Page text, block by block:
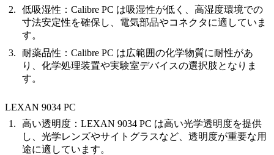
低吸湿性 ：Calibre PC は吸湿性が低く、高湿度環境での
寸法安定性を確保し、電気部品やコネクタに適していま
す。
耐薬品性 ：Calibre PC は広範囲の化学物質に耐性があ
り、化学処理装置や実験室デバイスの選択肢となりま
す。
LEXAN 9034 PC
高い透明度 ：LEXAN 9034 PC は高い光学透明度を提供
し、光学レンズやサイトグラスなど、透明度が重要な用
途に適しています。